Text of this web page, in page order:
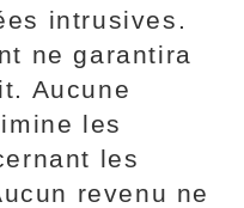
intrusives.
ne garantira
Aucune
les
les
revenu ne